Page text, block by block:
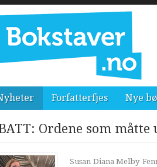
Forfatterfjes Nye
Ordene som måtte
Susan Diana Melby